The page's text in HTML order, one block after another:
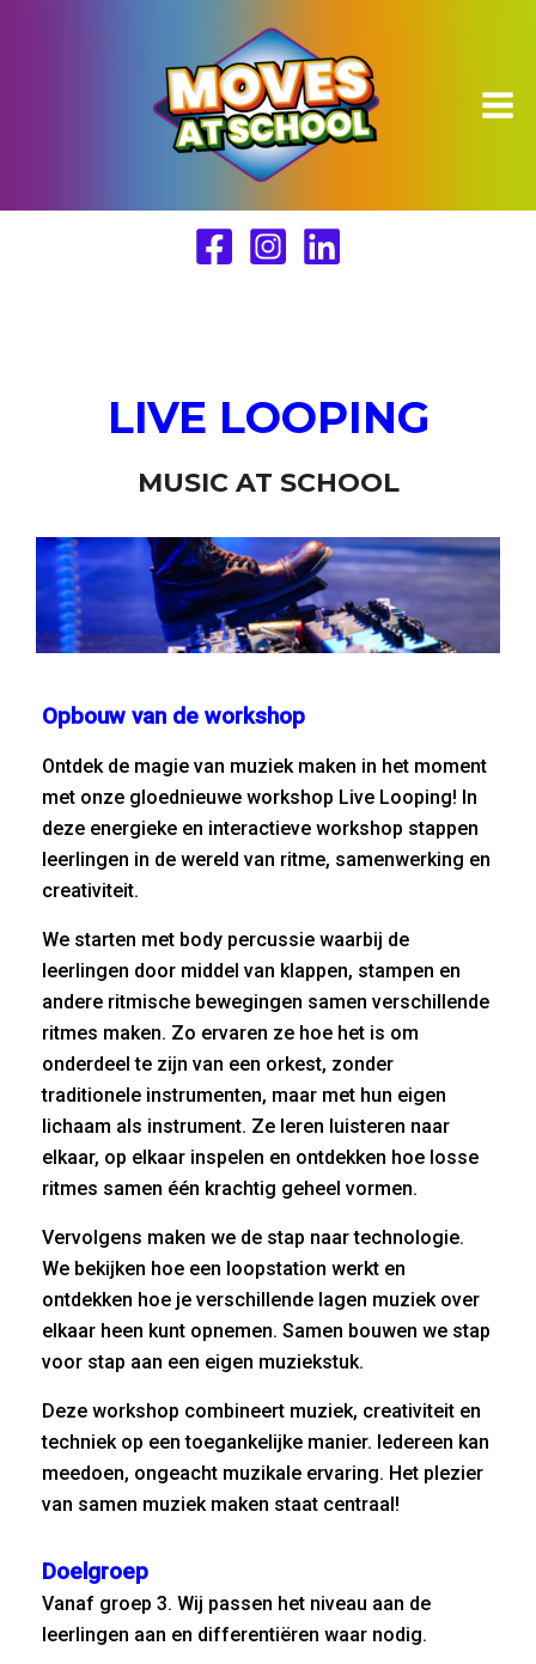
LIVE LOOPING
MUSIC AT SCHOOL
Opbouw van de workshop
Ontdek de magie van muziek maken in het moment
met onze gloednieuwe workshop Live Looping! In
deze energieke en interactieve workshop stappen
leerlingen in de wereld van ritme, samenwerking en
creativiteit.
We starten met body percussie waarbij de
leerlingen door middel van klappen, stampen en
andere ritmische bewegingen samen verschillende
ritmes maken. Zo ervaren ze hoe het is om
onderdeel te zijn van een orkest, zonder
traditionele instrumenten, maar met hun eigen
lichaam als instrument. Ze leren luisteren naar
elkaar, op elkaar inspelen en ontdekken hoe losse
ritmes samen één krachtig geheel vormen.
Vervolgens maken we de stap naar technologie.
We bekijken hoe een loopstation werkt en
ontdekken hoe je verschillende lagen muziek over
elkaar heen kunt opnemen. Samen bouwen we stap
voor stap aan een eigen muziekstuk.
Deze workshop combineert muziek, creativiteit en
techniek op een toegankelijke manier. Iedereen kan
meedoen, ongeacht muzikale ervaring. Het plezier
van samen muziek maken staat centraal!
Doelgroep
Vanaf groep 3. Wij passen het niveau aan de
leerlingen aan en differentiëren waar nodig.